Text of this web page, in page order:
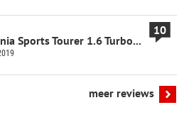
Sports Tourer 1.6 Turbo...
10
meer reviews